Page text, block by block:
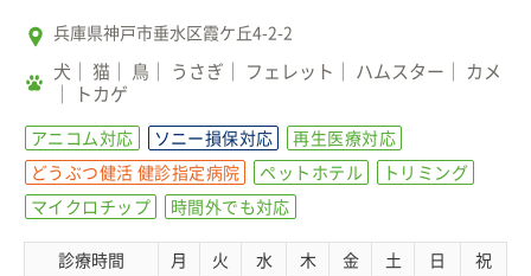
兵庫県神戸市垂水区霞ケ丘4-2-2
犬 猫 鳥 うさぎ フェレット ハムスター
カメ
トカゲ
アニコム対応 ソニー損保対応
再生医療対応
どうぶつ健活 健診指定病院
ペットホテル
トリミング
マイクロチップ
時間外でも対応
診療時間 月 火 水 木 金 土 日 祝